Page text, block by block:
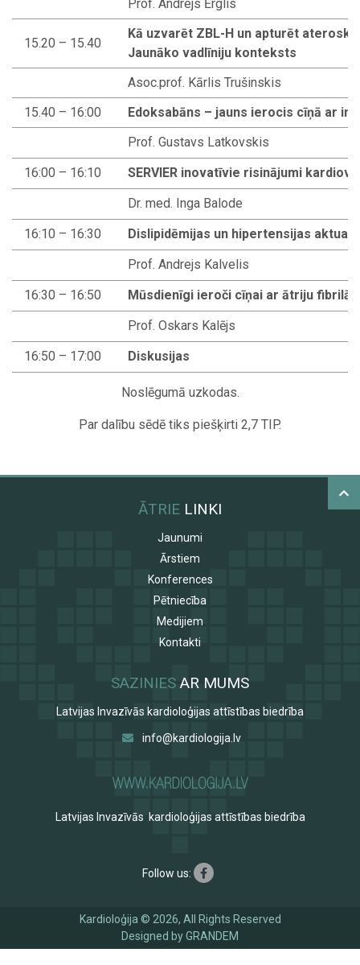
Prof. Andrejs Ērglis
15.20 – 15.40
Kā uzvarēt ZBL-H un apturēt
Jaunāko vadlīniju konteksts
Asoc.prof. Kārlis Trušinskis
15.40 – 16:00
Edoksabāns – jauns ierocis cīņā ar
Prof. Gustavs Latkovskis
16:00 – 16:10
SERVIER inovatīvie risinājumi
Dr. med. Inga Balode
16:10 – 16:30
Dislipidēmijas un hipertensijas
Prof. Andrejs Kalvelis
16:30 – 16:50
Mūsdienīgi ieroči cīņai ar ātriju
Prof. Oskars Kalējs
16:50 – 17:00
Diskusijas
Noslēgumā uzkodas.
Par dalību sēdē tiks piešķirti 2,7 TIP.
ĀTRIE LINKI
Jaunumi
Ārstiem
Konferences
Pētniecība
Medijiem
Kontakti
SAZINIES AR MUMS
Latvijas Invazīvās kardioloģijas attīstības biedrība
info@kardiologija.lv
Latvijas Invazīvās kardioloģijas attīstības biedrība
Follow us:
Kardioloģija © 2026, All Rights Reserved
Designed byGRANDEM